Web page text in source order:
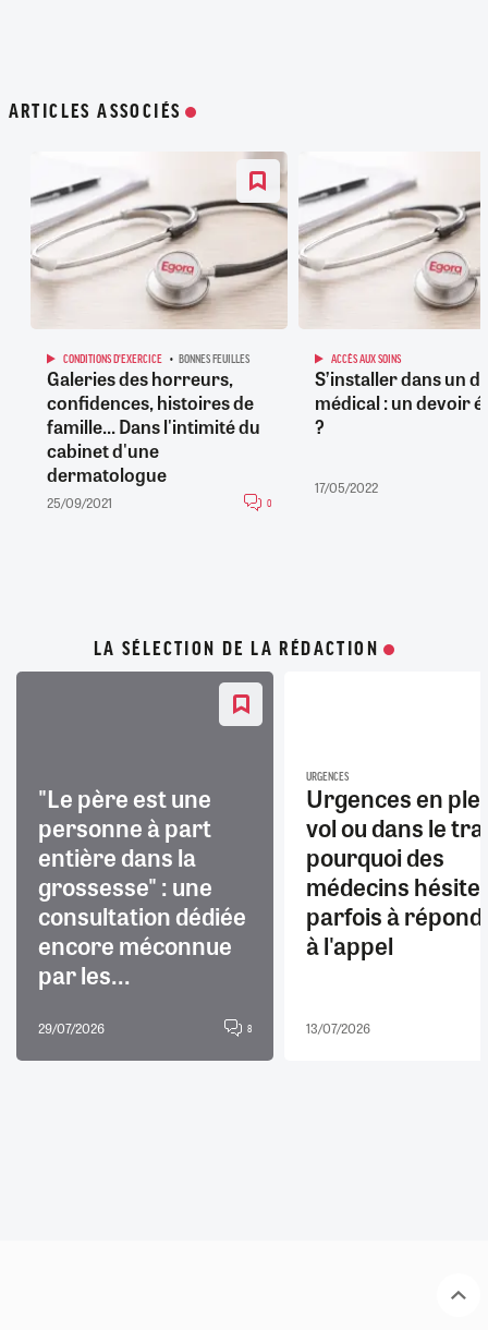
ARTICLES ASSOCIÉS
CONDITIONS D'EXERCICE BONNES FEUILLES
Galeries des horreurs,
confidences, histoires de
famille... Dans l'intimité du
cabinet d'une
dermatologue
25/09/2021 0
ACCÈS AUX SOINS
S’installer dans un
médical : un devoir
?
17/05/2022
LA SÉLECTION DE LA RÉDACTION
"Le père est une
personne à part
entière dans la
grossesse" : une
consultation dédiée
encore méconnue
par les...
29/07/2026 8
URGENCES
Urgences en
vol ou dans le
pourquoi des
médecins
parfois à
à l'appel
13/07/2026